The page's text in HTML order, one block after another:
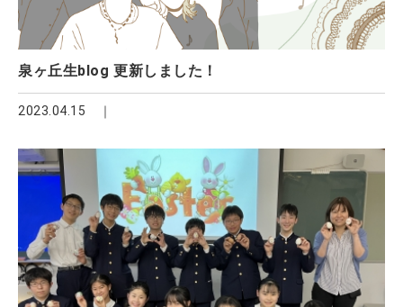
泉ヶ丘生blog 更新しました！
2023.04.15